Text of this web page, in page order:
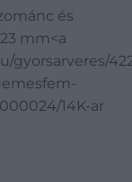
és
mm<a
gyorsarveres/
14K-ar